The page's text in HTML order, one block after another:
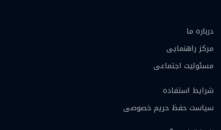
درباره ما
مرکز راهنمایی
مسئولیت اجتماعی
شرایط استفاده
سیاست حفظ حریم خصوصی